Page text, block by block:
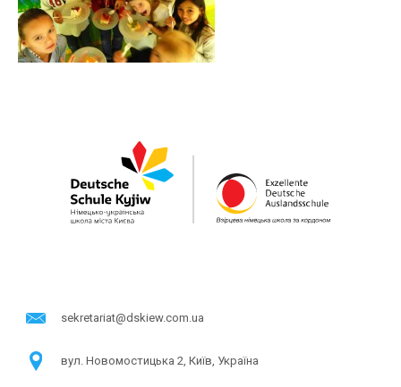
sekretariat@dskiew.com.ua
в​ул. Новомостицька 2, Київ, Україна